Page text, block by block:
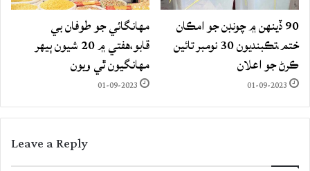
90 ڏينهن ۾ چونڊن جو امڪان
ختم،تڪبنديون 30 نومبر تائين
ڪرڻ جو اعلان
01-09-2023
مهانگائي جو طوفان بي
قابو،هفتي ۾ 20 شيون ٻيهر
مهانگيون ٿي ويون
01-09-2023
Leave a Reply